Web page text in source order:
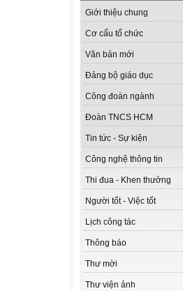
Giới thiệu chung
Cơ cấu tổ chức
Văn bản mới
Đảng bộ giáo dục
Công đoàn ngành
Đoàn TNCS HCM
Tin tức - Sự kiện
Công nghệ thông tin
Thi đua - Khen thưởng
Người tốt - Việc tốt
Lịch công tác
Thông báo
Thư mời
Thư viện ảnh